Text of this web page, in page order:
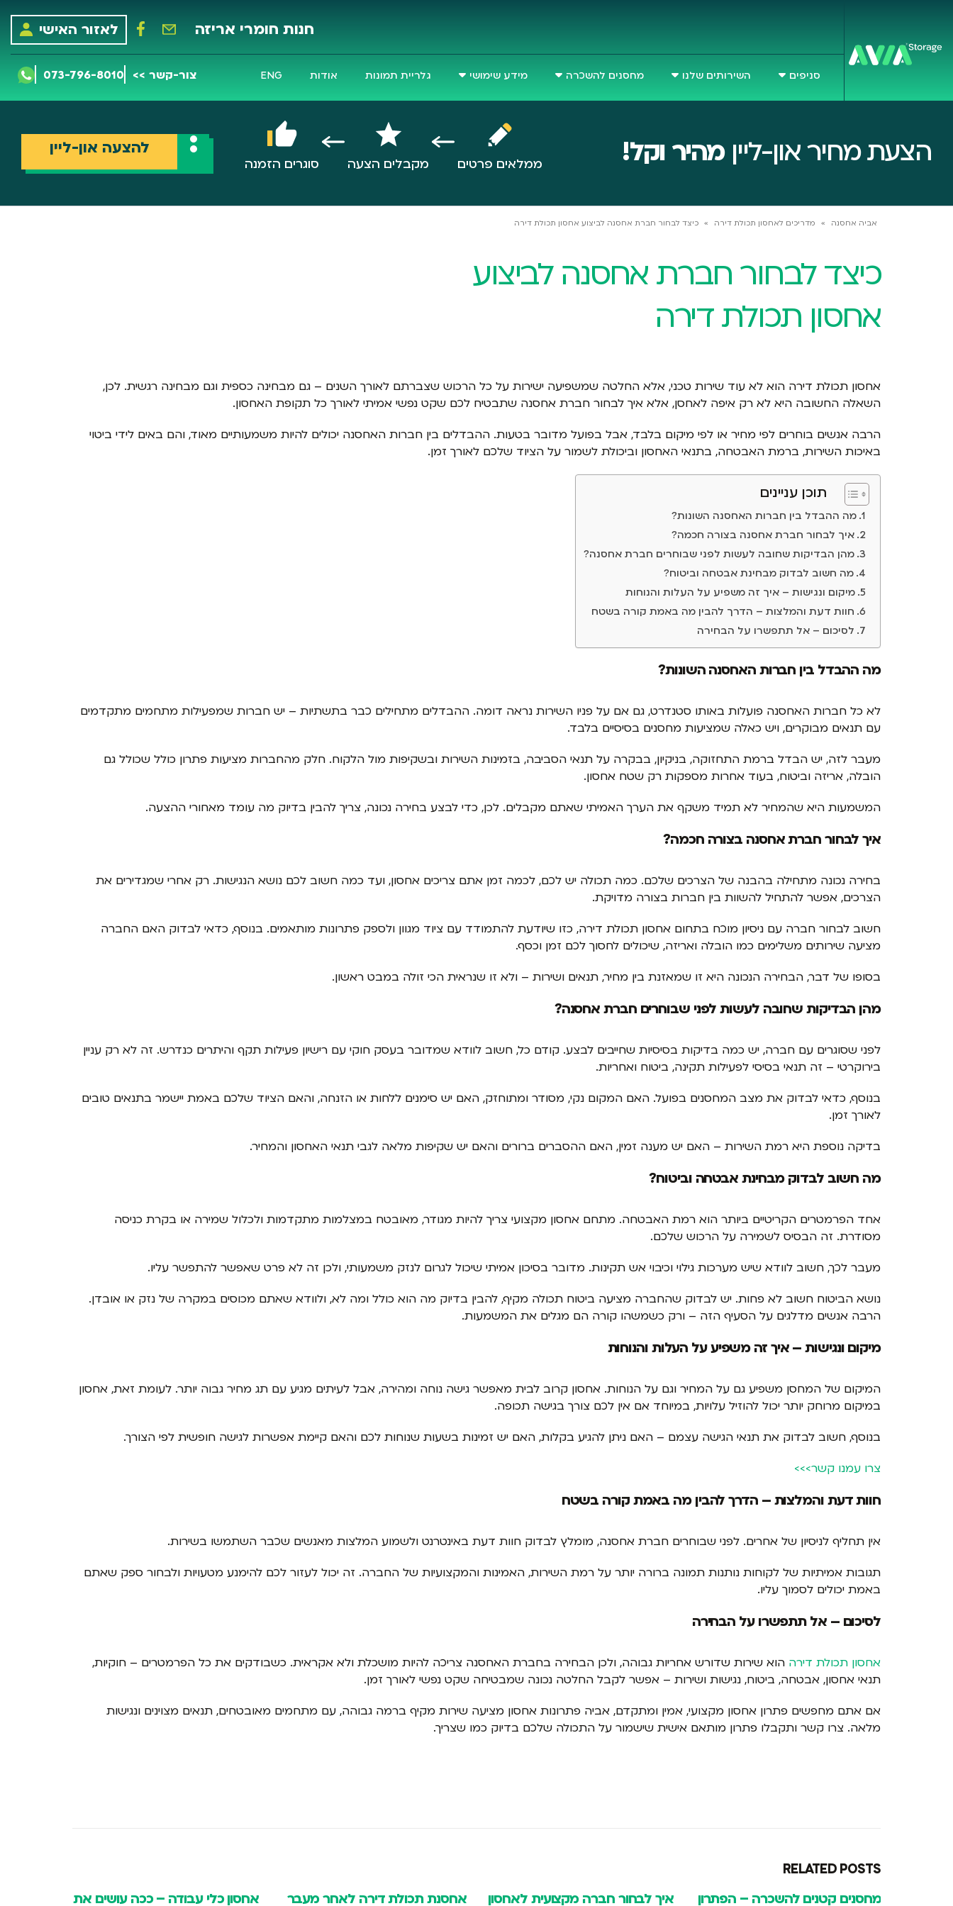
חנות חומרי אריזה לאזור האישי
סניפים השירותים שלנו מחסנים להשכרה מידע שימושי גלריית תמונות אודות ENG צור-קשר >> 073-796-8010
הצעת מחיר און-לייןמהיר וקל! ממלאים פרטים מקבלים הצעה סוגרים הזמנה
להצעה און-ליין
אביה אחסנה » מדריכים לאחסון תכולת דירה » כיצד לבחור חברת אחסנה לביצוע אחסון תכולת דירה
כיצד לבחור חברת אחסנה לביצוע
אחסון תכולת דירה
אחסון תכולת דירה הוא לא עוד שירות טכני, אלא החלטה שמשפיעה ישירות על כל הרכוש שצברתם לאורך השנים – גם מבחינה כספית וגם מבחינה רגשית. לכן,
השאלה החשובה היא לא רק איפה לאחסן, אלא איך לבחור חברת אחסנה שתבטיח לכם שקט נפשי אמיתי לאורך כל תקופת האחסון.
הרבה אנשים בוחרים לפי מחיר או לפי מיקום בלבד, אבל בפועל מדובר בטעות. ההבדלים בין חברות האחסנה יכולים להיות משמעותיים מאוד, והם באים לידי ביטוי
באיכות השירות, ברמת האבטחה, בתנאי האחסון וביכולת לשמור על הציוד שלכם לאורך זמן.
תוכן עניינים
מה ההבדל בין חברות האחסנה השונות?
איך לבחור חברת אחסנה בצורה חכמה?
מהן הבדיקות שחובה לעשות לפני שבוחרים חברת אחסנה?
מה חשוב לבדוק מבחינת אבטחה וביטוח?
מיקום ונגישות – איך זה משפיע על העלות והנוחות
חוות דעת והמלצות – הדרך להבין מה באמת קורה בשטח
לסיכום – אל תתפשרו על הבחירה
מה ההבדל בין חברות האחסנה השונות?
לא כל חברות האחסנה פועלות באותו סטנדרט, גם אם על פניו השירות נראה דומה. ההבדלים מתחילים כבר בתשתיות – יש חברות שמפעילות מתחמים מתקדמים
עם תנאים מבוקרים, ויש כאלה שמציעות מחסנים בסיסיים בלבד.
מעבר לזה, יש הבדל ברמת התחזוקה, בניקיון, בבקרה על תנאי הסביבה, בזמינות השירות ובשקיפות מול הלקוח. חלק מהחברות מציעות פתרון כולל שכולל גם
הובלה, אריזה וביטוח, בעוד אחרות מספקות רק שטח אחסון.
המשמעות היא שהמחיר לא תמיד משקף את הערך האמיתי שאתם מקבלים. לכן, כדי לבצע בחירה נכונה, צריך להבין בדיוק מה עומד מאחורי ההצעה.
איך לבחור חברת אחסנה בצורה חכמה?
בחירה נכונה מתחילה בהבנה של הצרכים שלכם. כמה תכולה יש לכם, לכמה זמן אתם צריכים אחסון, ועד כמה חשוב לכם נושא הנגישות. רק אחרי שמגדירים את
הצרכים, אפשר להתחיל להשוות בין חברות בצורה מדויקת.
חשוב לבחור חברה עם ניסיון מוכח בתחום אחסון תכולת דירה, כזו שיודעת להתמודד עם ציוד מגוון ולספק פתרונות מותאמים. בנוסף, כדאי לבדוק האם החברה
מציעה שירותים משלימים כמו הובלה ואריזה, שיכולים לחסוך לכם זמן וכסף.
בסופו של דבר, הבחירה הנכונה היא זו שמאזנת בין מחיר, תנאים ושירות – ולא זו שנראית הכי זולה במבט ראשון.
מהן הבדיקות שחובה לעשות לפני שבוחרים חברת אחסנה?
לפני שסוגרים עם חברה, יש כמה בדיקות בסיסיות שחייבים לבצע. קודם כל, חשוב לוודא שמדובר בעסק חוקי עם רישיון פעילות תקף והיתרים כנדרש. זה לא רק עניין
בירוקרטי – זה תנאי בסיסי לפעילות תקינה, ביטוח ואחריות.
בנוסף, כדאי לבדוק את מצב המחסנים בפועל. האם המקום נקי, מסודר ומתוחזק, האם יש סימנים ללחות או הזנחה, והאם הציוד שלכם באמת יישמר בתנאים טובים
לאורך זמן.
בדיקה נוספת היא רמת השירות – האם יש מענה זמין, האם ההסברים ברורים והאם יש שקיפות מלאה לגבי תנאי האחסון והמחיר.
מה חשוב לבדוק מבחינת אבטחה וביטוח?
אחד הפרמטרים הקריטיים ביותר הוא רמת האבטחה. מתחם אחסון מקצועי צריך להיות מגודר, מאובטח במצלמות מתקדמות ולכלול שמירה או בקרת כניסה
מסודרת. זה הבסיס לשמירה על הרכוש שלכם.
מעבר לכך, חשוב לוודא שיש מערכות גילוי וכיבוי אש תקינות. מדובר בסיכון אמיתי שיכול לגרום לנזק משמעותי, ולכן זה לא פרט שאפשר להתפשר עליו.
נושא הביטוח חשוב לא פחות. יש לבדוק שהחברה מציעה ביטוח תכולה מקיף, להבין בדיוק מה הוא כולל ומה לא, ולוודא שאתם מכוסים במקרה של נזק או אובדן.
הרבה אנשים מדלגים על הסעיף הזה – ורק כשמשהו קורה הם מגלים את המשמעות.
מיקום ונגישות – איך זה משפיע על העלות והנוחות
המיקום של המחסן משפיע גם על המחיר וגם על הנוחות. אחסון קרוב לבית מאפשר גישה נוחה ומהירה, אבל לעיתים מגיע עם תג מחיר גבוה יותר. לעומת זאת, אחסון
במיקום מרוחק יותר יכול להוזיל עלויות, במיוחד אם אין לכם צורך בגישה תכופה.
בנוסף, חשוב לבדוק את תנאי הגישה עצמם – האם ניתן להגיע בקלות, האם יש זמינות בשעות שנוחות לכם והאם קיימת אפשרות לגישה חופשית לפי הצורך.
צרו עמנו קשר>>>
חוות דעת והמלצות – הדרך להבין מה באמת קורה בשטח
אין תחליף לניסיון של אחרים. לפני שבוחרים חברת אחסנה, מומלץ לבדוק חוות דעת באינטרנט ולשמוע המלצות מאנשים שכבר השתמשו בשירות.
תגובות אמיתיות של לקוחות נותנות תמונה ברורה יותר על רמת השירות, האמינות והמקצועיות של החברה. זה יכול לעזור לכם להימנע מטעויות ולבחור ספק שאתם
באמת יכולים לסמוך עליו.
לסיכום – אל תתפשרו על הבחירה
אחסון תכולת דירה הוא שירות שדורש אחריות גבוהה, ולכן הבחירה בחברת האחסנה צריכה להיות מושכלת ולא אקראית. כשבודקים את כל הפרמטרים – חוקיות,
תנאי אחסון, אבטחה, ביטוח, נגישות ושירות – אפשר לקבל החלטה נכונה שמבטיחה שקט נפשי לאורך זמן.
אם אתם מחפשים פתרון אחסון מקצועי, אמין ומתקדם, אביה פתרונות אחסון מציעה שירות מקיף ברמה גבוהה, עם מתחמים מאובטחים, תנאים מצוינים ונגישות
מלאה. צרו קשר ותקבלו פתרון מותאם אישית שישמור על התכולה שלכם בדיוק כמו שצריך.
RELATEDPOSTS
איך לבחור חברה מקצועית לאחסון
אחסנת תכולת דירה לאחר מעבר
אחסון כלי עבודה – ככה עושים את
אחסון רהיטים במחסן לאחסון